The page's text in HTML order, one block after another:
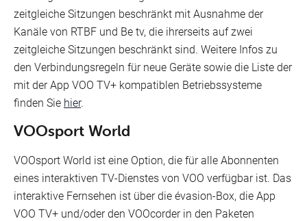
zeitgleiche Sitzungen beschränkt mit Ausnahme der
Kanäle von RTBF und Be tv, die ihrerseits auf zwei
zeitgleiche Sitzungen beschränkt sind. Weitere Infos zu
den Verbindungsregeln für neue Geräte sowie die Liste der
mit der App VOO TV+ kompatiblen Betriebssysteme
finden Sie hier.
VOOsport World
VOOsport World ist eine Option, die für alle Abonnenten
eines interaktiven TV-Dienstes von VOO verfügbar ist. Das
interaktive Fernsehen ist über die évasion-Box, die App
VOO TV+ und/oder den VOOcorder in den Paketen